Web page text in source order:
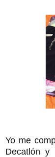
Yo me
Decatlón